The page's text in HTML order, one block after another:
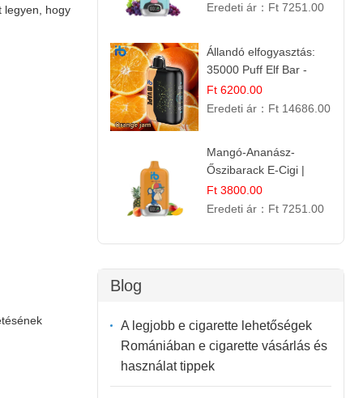
legyen, hogy
Eredeti ár： Ft 7251.00
Állandó elfogyasztás:
35000 Puff Elf Bar -
Narancslekvár íz
Ft 6200.00
Eredeti ár： Ft 14686.00
Mangó-Ananász-
Őszibarack E-Cigi |
12.000 Befújás |
Tropikus Gyümölcs Íz
Ft 3800.00
Eredeti ár： Ft 7251.00
Blog
A legjobb e cigarette lehetőségek
Romániában e cigarette vásárlás és
használat tippek